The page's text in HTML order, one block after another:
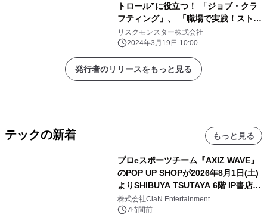
トロール”に役立つ！ 「ジョブ・クラ
フティング」、 「職場で実践！ストレ
スコーピング」など、eラーニング19
コースを 『サイバックスUniv.』で3月
26日より提供開始
リスクモンスター株式会社
2024年3月19日 10:00
発行者のリリースをもっと見る
テックの新着 もっと見る
プロeスポーツチーム『AXIZ WAVE』
のPOP UP SHOPが2026年8月1日(土)
よりSHIBUYA TSUTAYA 6階 IP書店で
開催決定！！
株式会社ClaN Entertainment
7時間前